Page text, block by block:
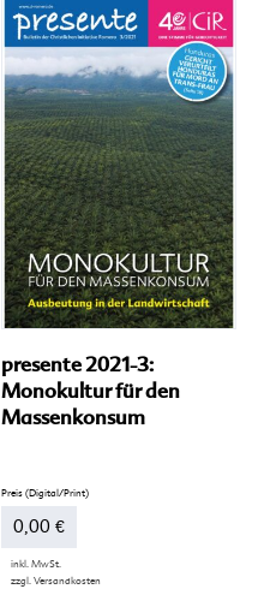
weist
mehrere
Varianten
auf.
Die
Optionen
können
auf
der
Produktseite
gewählt
werden
presente 2021-3:
Monokultur für den
Massenkonsum
0,00 €
inkl. MwSt.
zzgl. Versandkosten